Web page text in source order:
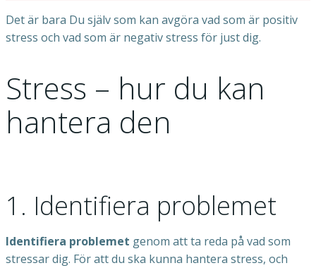
Det är bara Du själv som kan avgöra vad som är positiv
stress och vad som är negativ stress för just dig.
Stress – hur du kan
hantera den
1. Identifiera problemet
Identifiera problemet genom att ta reda på vad som
stressar dig. För att du ska kunna hantera stress, och